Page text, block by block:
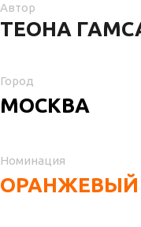
Автор
ТЕОНА
Город
МОСКВА
Номинация
ОРАНЖЕВЫЙ